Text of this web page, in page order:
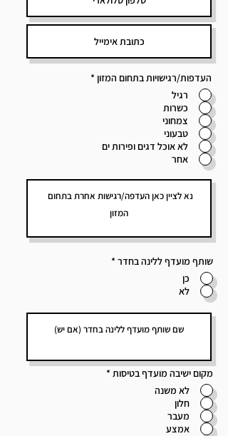
העדפות/רגישויות בתחום המזון*
רגיל
כשרות
צמחוני
טבעוני
לא אוכל דגים ופירות ים
אחר
שותף מועדף ללינה בחדר*
כן
לא
מקום ישיבה מועדף בטיסות*
לא משנה
חלון
מעבר
אמצע